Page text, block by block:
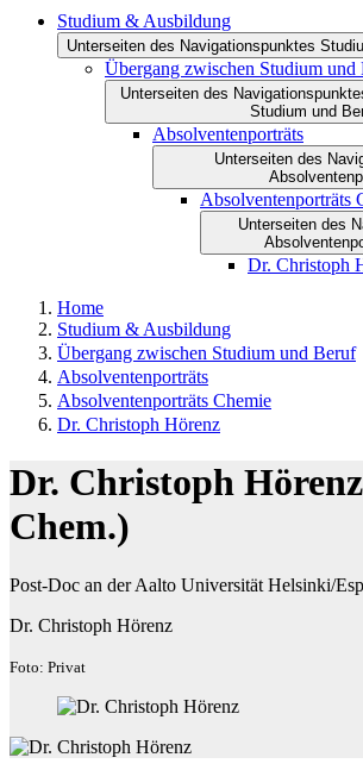
Studium & Ausbildung
Unterseiten des Navigationspunktes
Übergang zwischen Studium und
Unterseiten des
Studium und
Absolventenporträts
Unterseiten des
Absolventenporträts
Unterseiten des
Dr. Christoph
Home
Studium & Ausbildung
Übergang zwischen Studium und Beruf
Absolventenporträts
Absolventenporträts Chemie
Dr. Christoph Hörenz
Dr. Christoph
Chem.)
Post-Doc an der Aalto Universität Helsinki/
Dr. Christoph Hörenz
Foto: Privat